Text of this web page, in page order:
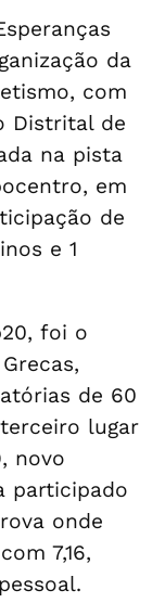
da
com
Distrital de
na pista
em
de
e 1
foi o
de 60
lugar
novo
participado
onde
7,16,